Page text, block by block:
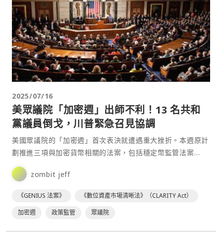
2025/07/16
美眾議院「加密週」出師不利！13 名共和
黨議員倒戈，川普緊急召見協調
美國眾議院的「加密週」首次表決就遭遇重大挫折。本週原計
劃推進三項與加密貨幣相關的法案，包括穩定幣監管法案
《GENIUS Act》、數位資產市場清晰法案《Clarit⋯
zombit jeff
《GENIUS 法案》
《數位資產市場清晰法》（CLARITY Act）
加密週
政策監管 眾議院